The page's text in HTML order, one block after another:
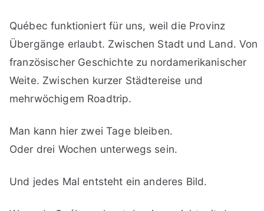
Québec funktioniert für uns, weil die Provinz
Übergänge erlaubt. Zwischen Stadt und Land. Von
französischer Geschichte zu nordamerikanischer
Weite. Zwischen kurzer Städtereise und
mehrwöchigem Roadtrip.
Man kann hier zwei Tage bleiben.
Oder drei Wochen unterwegs sein.
Und jedes Mal entsteht ein anderes Bild.